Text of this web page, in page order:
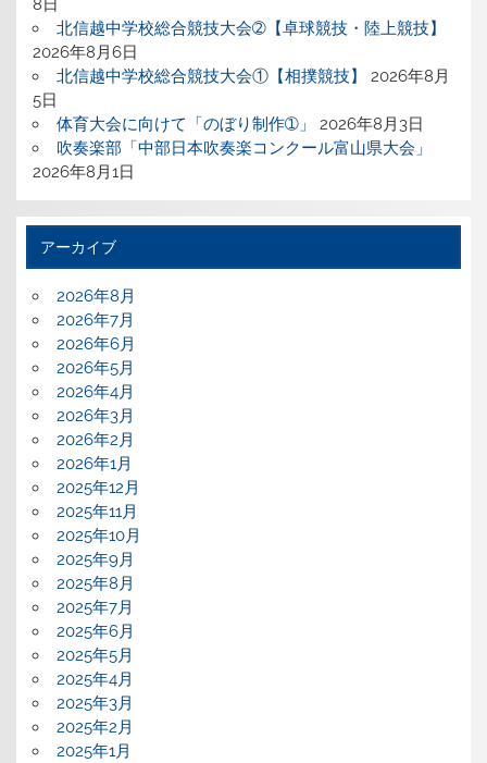
8日
北信越中学校総合競技大会➁【卓球競技・陸上競技】
2026年8月6日
北信越中学校総合競技大会①【相撲競技】
2026年8月
5日
体育大会に向けて「のぼり制作➀」
2026年8月3日
吹奏楽部「中部日本吹奏楽コンクール富山県大会」
2026年8月1日
アーカイブ
2026年8月
2026年7月
2026年6月
2026年5月
2026年4月
2026年3月
2026年2月
2026年1月
2025年12月
2025年11月
2025年10月
2025年9月
2025年8月
2025年7月
2025年6月
2025年5月
2025年4月
2025年3月
2025年2月
2025年1月